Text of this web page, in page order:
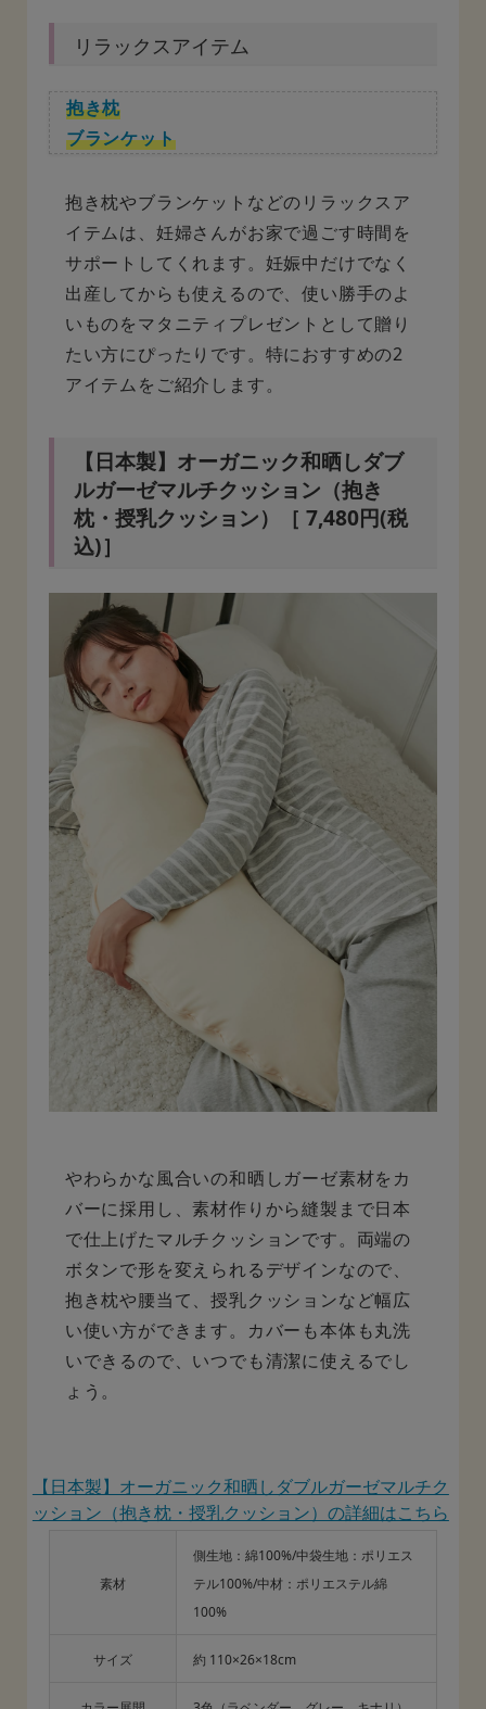
リラックスアイテム
抱き枕
ブランケット
抱き枕やブランケットなどのリラックスア
イテムは、妊婦さんがお家で過ごす時間を
サポートしてくれます。妊娠中だけでなく
出産してからも使えるので、使い勝手のよ
いものをマタニティプレゼントとして贈り
たい方にぴったりです。特におすすめの2
アイテムをご紹介します。
【日本製】オーガニック和晒しダブ
ルガーゼマルチクッション（抱き
枕・授乳クッション）［ 7,480円(税
込)］
やわらかな風合いの和晒しガーゼ素材をカ
バーに採用し、素材作りから縫製まで日本
で仕上げたマルチクッションです。両端の
ボタンで形を変えられるデザインなので、
抱き枕や腰当て、授乳クッションなど幅広
い使い方ができます。カバーも本体も丸洗
いできるので、いつでも清潔に使えるでし
ょう。
【日本製】オーガニック和晒しダブルガーゼマルチク
ッション（抱き枕・授乳クッション）の詳細はこちら
素材
側生地：綿100%/中袋生地：ポリエス
テル100%/中材：ポリエステル綿
100%
サイズ 約 110×26×18cm